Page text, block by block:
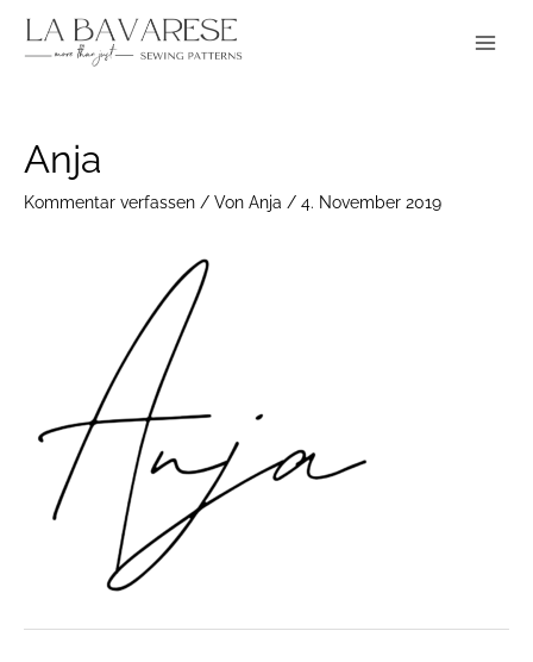
Inhalt
Anja
Kommentar verfassen / Von Anja / 4. November 2019
navigation